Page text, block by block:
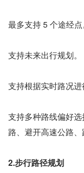
最多支持 5 个途经点
支持未来出行规划。
支持根据实时路况进
支持多种路线偏好
路、避开高速公路、
2.步行路径规划